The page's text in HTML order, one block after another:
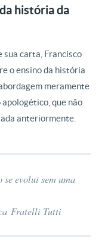
história da
sua carta, Francisco
o ensino da história
meramente
que não
anteriormente.
se evolui sem uma
Fratelli Tutti